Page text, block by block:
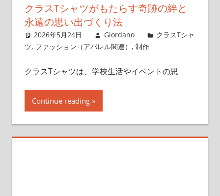
クラスTシャツがもたらす奇跡の絆と
永遠の思い出づくり法
2026年5月24日 Giordano
クラスTシャ
ツ, ファッション（アパレル関連） , 制作
クラスTシャツは、学校生活やイベントの思
Continue reading